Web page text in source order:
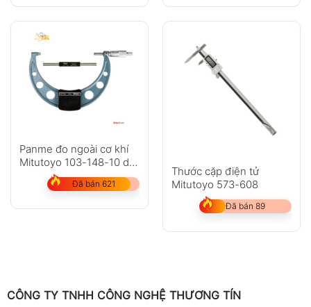
Panme đo ngoài cơ khí
Mitutoyo 103-148-10 dải
đo: 275-300mm
Đã bán 621
Thước cặp điện tử
Mitutoyo 573-608
Đã bán 89
CÔNG TY TNHH CÔNG NGHỆ THƯƠNG TÍN